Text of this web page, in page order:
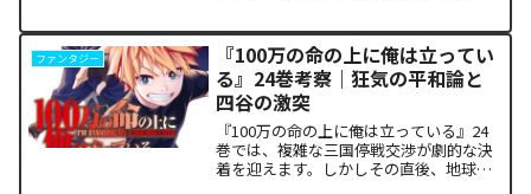
ドの裏側で、本作最大のミステリーであ
った「アルクの正体」と...
ファンタジー
『100万の命の上に俺は立ってい
る』24巻考察｜狂気の平和論と
四谷の激突
『100万の命の上に俺は立っている』24
巻では、複雑な三国停戦交渉が劇的な決
着を迎えます。しかしその直後、地球を